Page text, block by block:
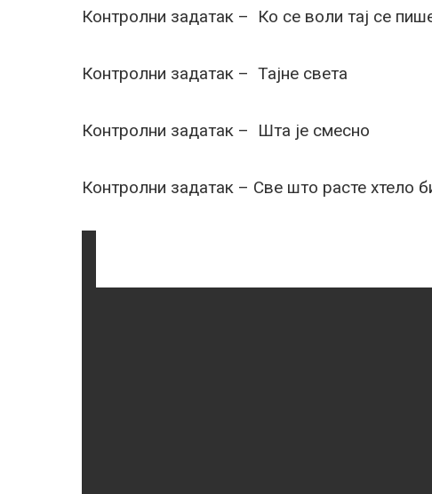
Контролни задатак – Ко се воли тај се
Контролни задатак – Тајне света
Контролни задатак – Шта је смесно
Контролни задатак – Све што расте хтело